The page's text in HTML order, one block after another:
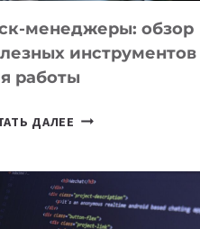
менеджеры: обзор
инструментов
работы
ДАЛЕЕ ТАСК-
ПОЛЕЗНЫХ
ИНСТРУМЕНТОВ